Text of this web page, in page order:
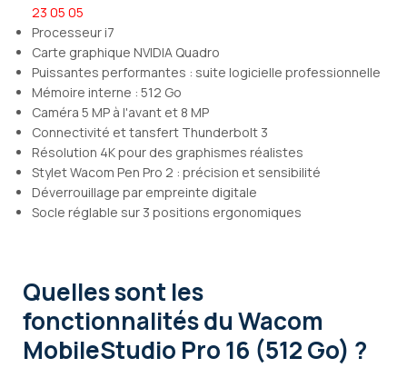
23 05 05
Processeur i7
Carte graphique NVIDIA Quadro
Puissantes performantes : suite logicielle professionnelle
Mémoire interne : 512 Go
Caméra 5 MP à l'avant et 8 MP
Connectivité et tansfert Thunderbolt 3
Résolution 4K pour des graphismes réalistes
Stylet Wacom Pen Pro 2 : précision et sensibilité
Déverrouillage par empreinte digitale
Socle réglable sur 3 positions ergonomiques
Quelles sont les
fonctionnalitésdu Wacom
MobileStudio Pro 16 (512 Go) ?